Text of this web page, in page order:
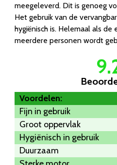
meegeleverd. Dit is genoeg
Het gebruik van de
hygiënisch is. Helemaal als
meerdere personen wordt
Voordelen:
Fijn in gebruik
Groot oppervlak
Hygiënisch in gebruik
Duurzaam